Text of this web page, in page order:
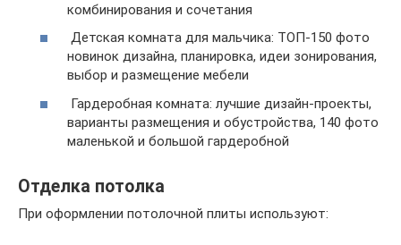
комбинирования и сочетания
Детская комната для мальчика: ТОП-150 фото
новинок дизайна, планировка, идеи зонирования,
выбор и размещение мебели
Гардеробная комната: лучшие дизайн-проекты,
варианты размещения и обустройства, 140 фото
маленькой и большой гардеробной
Отделка потолка
При оформлении потолочной плиты используют: